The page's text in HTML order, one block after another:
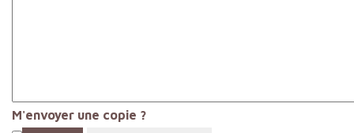
M'envoyer une copie ?